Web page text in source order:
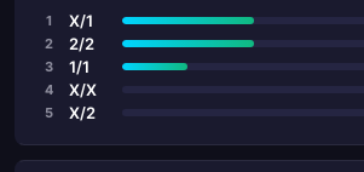
1 X/1
2 2/2
3 1/1
4 X/X
5 X/2